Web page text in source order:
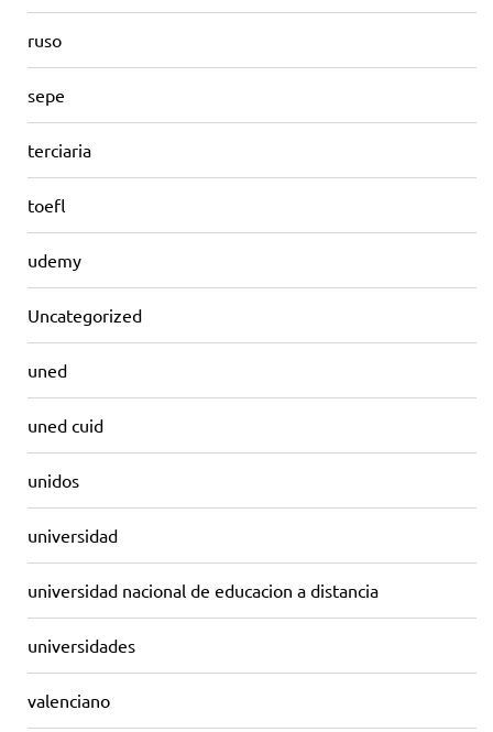
ruso
sepe
terciaria
toefl
udemy
Uncategorized
uned
uned cuid
unidos
universidad
universidad nacional de educacion a distancia
universidades
valenciano